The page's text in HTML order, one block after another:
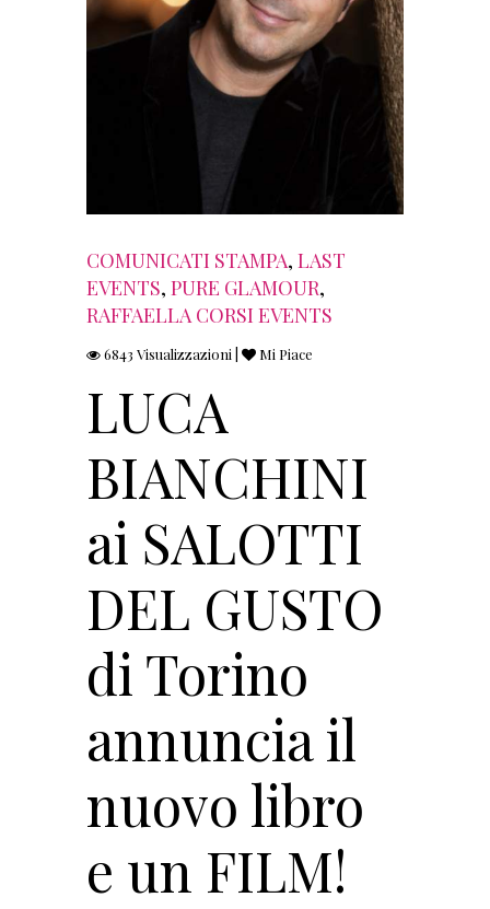
COMUNICATI STAMPA, LAST
EVENTS, PURE GLAMOUR,
RAFFAELLA CORSI EVENTS
6843 Visualizzazioni | Mi Piace
LUCA
BIANCHINI
ai SALOTTI
DEL GUSTO
di Torino
annuncia il
nuovo libro
e un FILM!